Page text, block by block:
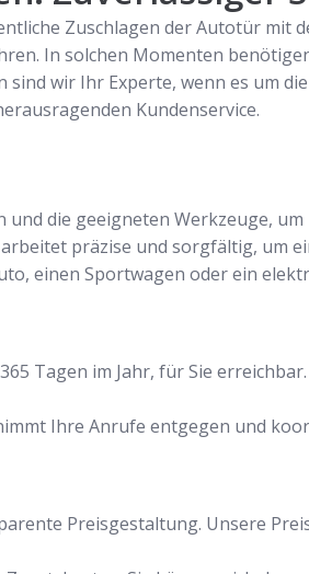
Zuschlagen der Autotür mit
In solchen Momenten
wir Ihr Experte, wenn es um
Kundenservice.
die geeigneten Werkzeuge,
präzise und sorgfältig, um
einen Sportwagen oder ein
Tagen im Jahr, für Sie
Ihre Anrufe entgegen und
Preisgestaltung. Unsere